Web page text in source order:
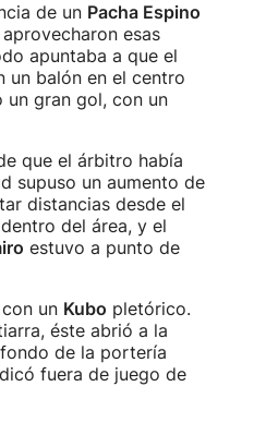
de un Pacha Espino
esas
apuntaba a que el
un balón en el centro
un gran gol, con un
que el árbitro había
supuso un aumento de
distancias desde el
dentro del área, y el
estuvo a punto de
un Kubo pletórico.
éste abrió a la
de la portería
fuera de juego de